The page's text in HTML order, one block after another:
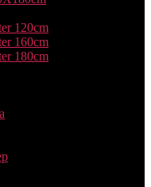
120cm
160cm
180cm